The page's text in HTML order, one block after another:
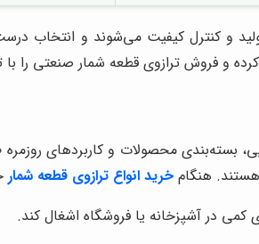
و کنترل کیفیت می‌شوند و انتخاب
و فروش ترازوی قطعه شمار صنعتی را
بسته‌بندی محصولات و کاربردهای
هنگام خرید انواع ترازوی قطعه شمار
در آشپزخانه یا فروشگاه اشغال کند.